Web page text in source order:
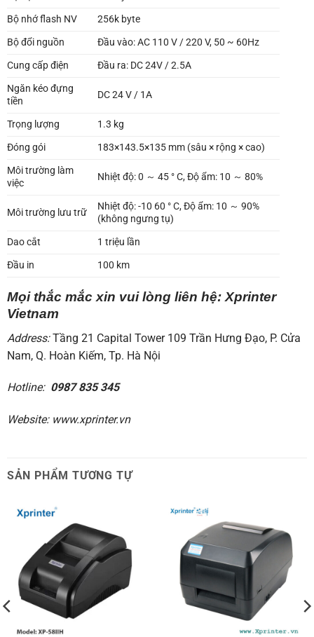
Bộ nhớ flash NV
256k byte
Bộ đổi nguồn
Đầu vào: AC 110 V / 220 V, 50 ~ 60Hz
Cung cấp điện
Đầu ra: DC 24V / 2.5A
Ngăn kéo đựng
tiền
DC 24 V / 1A
Trọng lượng
1.3 kg
Đóng gói
183×143.5×135 mm (sâu × rộng × cao)
Môi trường làm
việc
Nhiệt độ: 0 ～ 45 ° C, Độ ẩm: 10 ～ 80%
Môi trường lưu trữ
Nhiệt độ: -10 60 ° C, Độ ẩm: 10 ～ 90%
(không ngưng tụ)
Dao cắt
1 triệu lần
Đầu in
100 km
Mọi thắc mắc xin vui lòng liên hệ: Xprinter
Vietnam
Address:Tầng 21 Capital Tower 109 Trần Hưng Đạo, P. Cửa
Nam, Q. Hoàn Kiếm, Tp. Hà Nội
Hotline: 0987 835 345
Website: www.xprinter.vn
SẢN PHẨM TƯƠNG TỰ